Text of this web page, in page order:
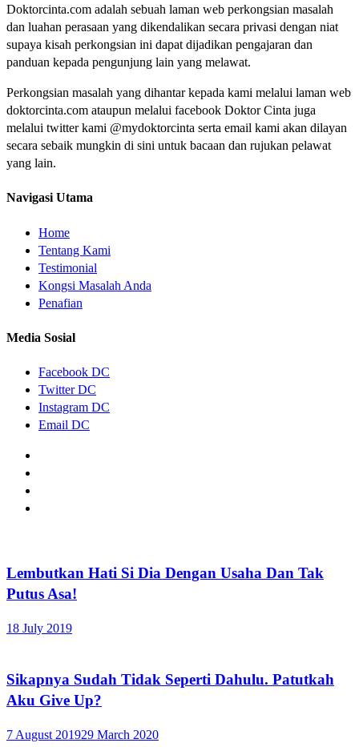
Doktorcinta.com adalah sebuah laman web perkongsian masalah
dan luahan perasaan yang dikendalikan secara privasi dengan niat
supaya kisah perkongsian ini dapat dijadikan pengajaran dan
panduan kepada pengunjung lain yang melawat.
Perkongsian masalah yang dihantar kepada kami melalui laman web
doktorcinta.com ataupun melalui facebook Doktor Cinta juga
melalui twitter kami @mydoktorcinta serta email kami akan dilayan
secara sebaik mungkin di sini untuk bacaan dan rujukan pelawat
yang lain.
Navigasi Utama
Home
Tentang Kami
Testimonial
Kongsi Masalah Anda
Penafian
Media Sosial
Facebook DC
Twitter DC
Instagram DC
Email DC
Lembutkan Hati Si Dia Dengan Usaha Dan Tak
Putus Asa!
18 July 2019
Sikapnya Sudah Tidak Seperti Dahulu. Patutkah
Aku Give Up?
7 August 201929 March 2020